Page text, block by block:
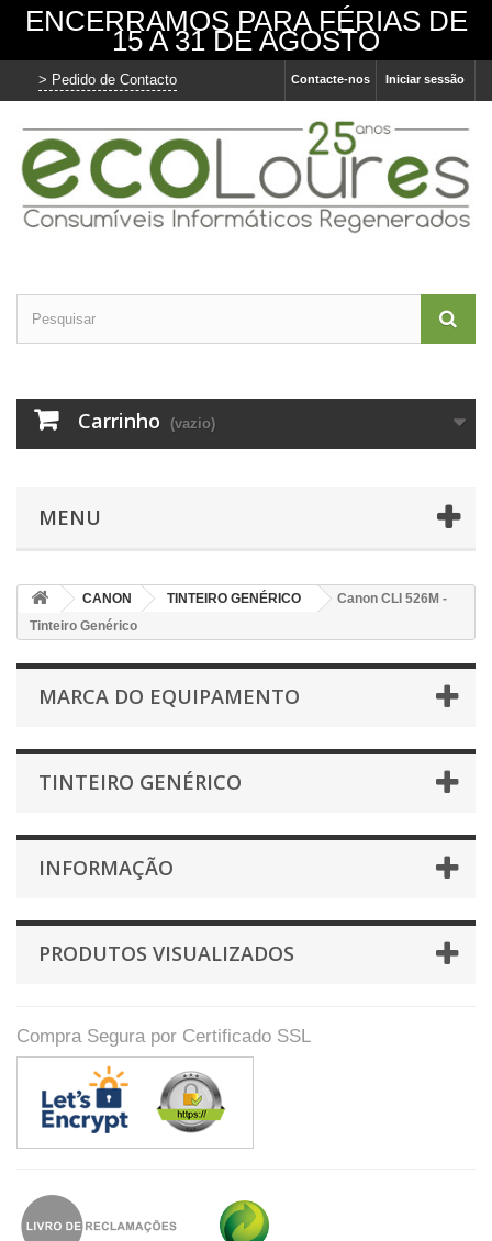
ENCERRAMOS PARA FÉRIAS DE
15 A 31 DE AGOSTO
Iniciar sessão
Contacte-nos
> Pedido de Contacto
Carrinho (vazio)
MENU
CANON TINTEIRO GENÉRICO
Canon CLI 526M -
Tinteiro Genérico
MARCA DO EQUIPAMENTO
TINTEIRO GENÉRICO
INFORMAÇÃO
PRODUTOS VISUALIZADOS
Compra Segura por Certificado SSL